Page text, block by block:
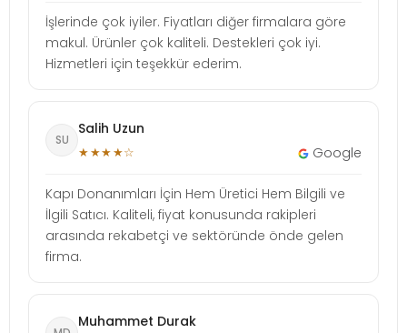
İşlerinde çok iyiler. Fiyatları diğer firmalara göre
makul. Ürünler çok kaliteli. Destekleri çok iyi.
Hizmetleri için teşekkür ederim.
SU
Salih Uzun
★★★★☆ Google
Kapı Donanımları İçin Hem Üretici Hem Bilgili ve
İlgili Satıcı. Kaliteli, fiyat konusunda rakipleri
arasında rekabetçi ve sektöründe önde gelen
firma.
Muhammet Durak